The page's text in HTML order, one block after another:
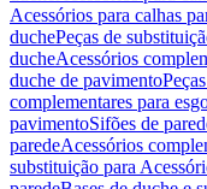
Acessórios para calhas
duchePeças de
ducheAcessórios
duche de pavimento
complementares para
pavimentoSifões de
paredeAcessórios
substituição para